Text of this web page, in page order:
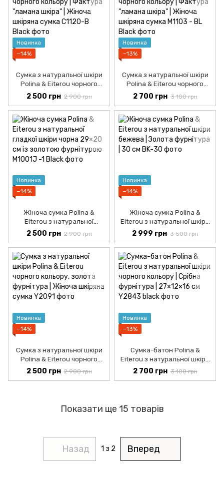
Новинка
−14%
Сумка з натуральної шкіри
Polina & Eiterou чорного
кольору | Фактура "ламана
шкіра" | Жіноча шкіряна
сумка
2 500 грн 2 900 грн
Новинка
−13%
Сумка з натуральної шкіри
Polina & Eiterou чорного
кольору | Фактура "ламана
шкіра" | Жіноча шкіряна
сумка
2 700 грн 3 100 грн
Новинка
−14%
Жіноча сумка Polina &
Eiterou з натуральної
гладкої шкіри чорна 29×20
см із золотою фурнітурою
2 500 грн 2 900 грн
Новинка
−14%
Жіноча сумка Polina &
Eiterou з натуральної шкіри
бежева | Золота фурнітура |
30 см
2 999 грн 3 500 грн
Новинка
−14%
Сумка з натуральної шкіри
Polina & Eiterou чорного
кольору, золота фурнітура |
Жіноча шкіряна сумка
2 500 грн 2 900 грн
Новинка
−13%
Сумка-батон Polina &
Eiterou з натуральної шкіри
чорного кольору | Срібна
фурнітура | 27×12×16 см
2 700 грн 3 100 грн
Показати ще 15 товарів
Назад 1 з 2 Вперед